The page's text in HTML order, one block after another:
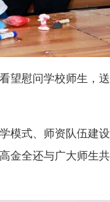
慰问学校师生，
、师资队伍建
全还与广大师生